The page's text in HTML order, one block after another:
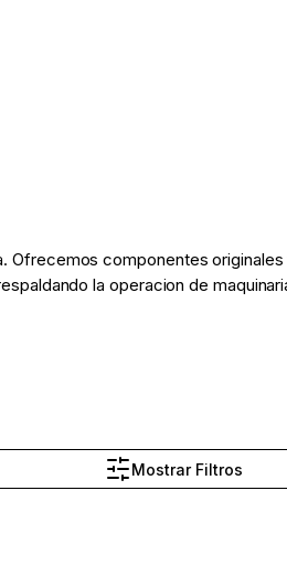
Ofrecemos componentes
la operacion de
Mostrar Filtros